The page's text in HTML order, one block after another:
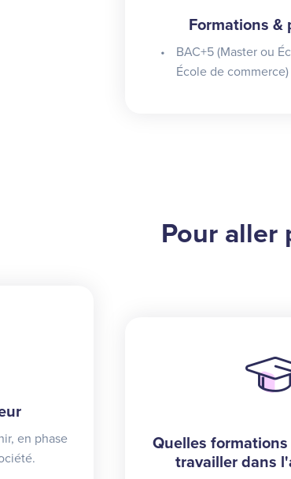
Formations &
BAC+5 (Master ou
École de commerce)
Pour aller
en phase
Quelles
travailler dans